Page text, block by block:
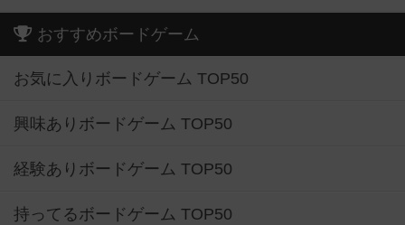
おすすめボードゲーム
お気に入りボードゲーム TOP50
興味ありボードゲーム TOP50
経験ありボードゲーム TOP50
持ってるボードゲーム TOP50